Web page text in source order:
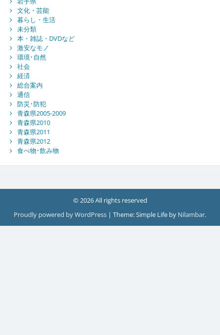
文化・芸能
暮らし・生活
未分類
本・雑誌・DVDなど
激安なモノ
環境･自然
社会
経済
総合案内
通信
防災･防犯
青森県2005-2009
青森県2010
青森県2011
青森県2012
食べ物･飲み物
© 2026 All rights reserved
Proudly powered by WordPress | Theme: Simple Life by Nilambar.